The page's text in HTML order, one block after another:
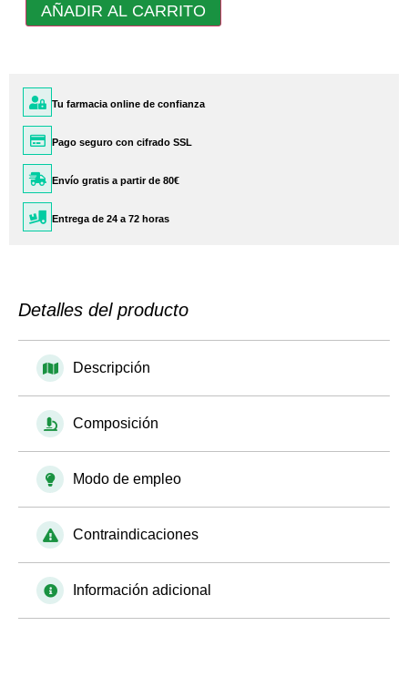
AÑADIR AL CARRITO
Tu farmacia online de confianza
Pago seguro con cifrado SSL
Envío gratis a partir de 80€
Entrega de 24 a 72 horas
Detalles del producto
Descripción
Composición
Modo de empleo
Contraindicaciones
Información adicional